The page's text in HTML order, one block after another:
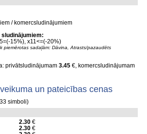
/ komercsludinājumiem
15%), x11<=(-20%)
piemērotas sadaļām: Dāvina, Atrasts/pazaudēts
privātsludinājumam 3.45€, komercsludinājumam
un pateicības cenas
simboli)
2.30€
2.30€